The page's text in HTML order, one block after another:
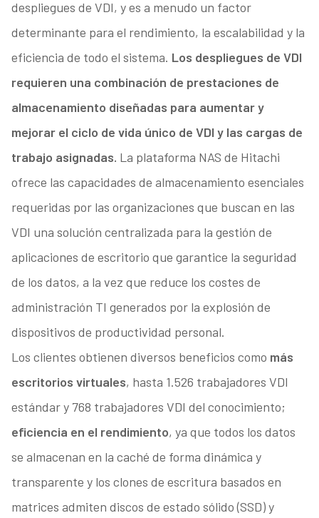
despliegues de VDI, y es a menudo un factor
determinante para el rendimiento, la escalabilidad y la
eficiencia de todo el sistema. Los despliegues de VDI
requieren una combinación de prestaciones de
almacenamiento diseñadas para aumentar y
mejorar el ciclo de vida único de VDI y las cargas de
trabajo asignadas. La plataforma NAS de Hitachi
ofrece las capacidades de almacenamiento esenciales
requeridas por las organizaciones que buscan en las
VDI una solución centralizada para la gestión de
aplicaciones de escritorio que garantice la seguridad
de los datos, a la vez que reduce los costes de
administración TI generados por la explosión de
dispositivos de productividad personal.
Los clientes obtienen diversos beneficios como más
escritorios virtuales, hasta 1.526 trabajadores VDI
estándar y 768 trabajadores VDI del conocimiento;
eficiencia en el rendimiento, ya que todos los datos
se almacenan en la caché de forma dinámica y
transparente y los clones de escritura basados en
matrices admiten discos de estado sólido (SSD) y